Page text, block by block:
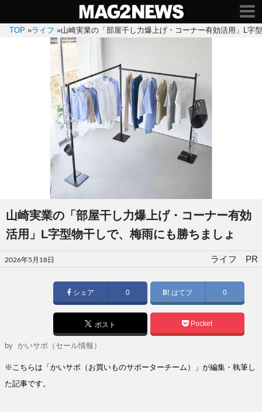
TOP »ライフ »山崎実業の「部屋干し力爆上げ・コーナー有効活用」L字
山崎実業の「部屋干し力爆上げ・コーナー有効
活用」L字型物干しで、梅雨にも勝ちましょ
投
稿
2026年5月18日 ライフ PR
シェア 0 はてブ 0
ポスト Pocket
byかいサポ（セール情報）
※こちらは「かいサポ（お買いものサポーターチーム）」が編集・執筆し
た記事です。